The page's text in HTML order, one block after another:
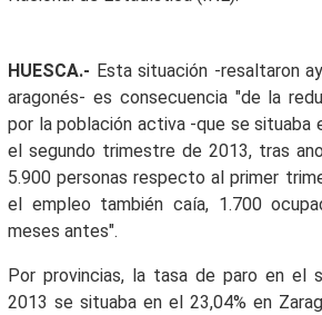
HUESCA.- Esta situación -resaltaron
aragonés- es consecuencia "de la
por la población activa -que se situaba
el segundo trimestre de 2013, tras
5.900 personas respecto al primer
el empleo también caía, 1.700
meses antes".
Por provincias, la tasa de paro en el
2013 se situaba en el 23,04% en